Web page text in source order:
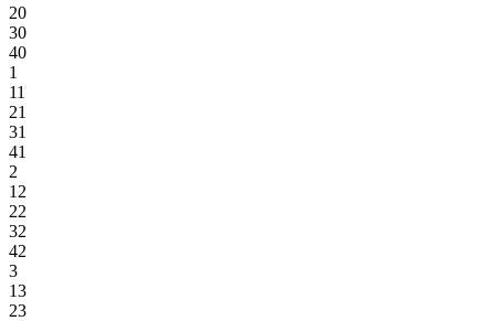
20
30
40
1
11
21
31
41
2
12
22
32
42
3
13
23